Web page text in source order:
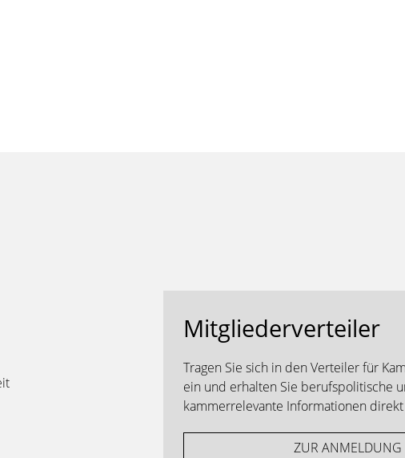
Mitgliederverteiler
Tragen Sie sich in den Verteiler für
ein und erhalten Sie berufspolitische
kammerrelevante Informationen
ZUR ANMELDUNG